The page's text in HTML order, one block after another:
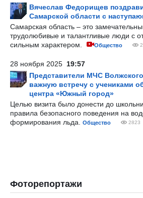
Вячеслав Федорищев
Самарской области с
Самарская область – это
трудолюбивые и талантливые люди с
сильным характером.
Общество
28 ноября 2025 19:57
Представители МЧС
важную встречу с учениками
центра «Южный город»
Целью визита было донести до
правила безопасного поведения на
формирования льда.
Общество 2823
Фоторепортажи